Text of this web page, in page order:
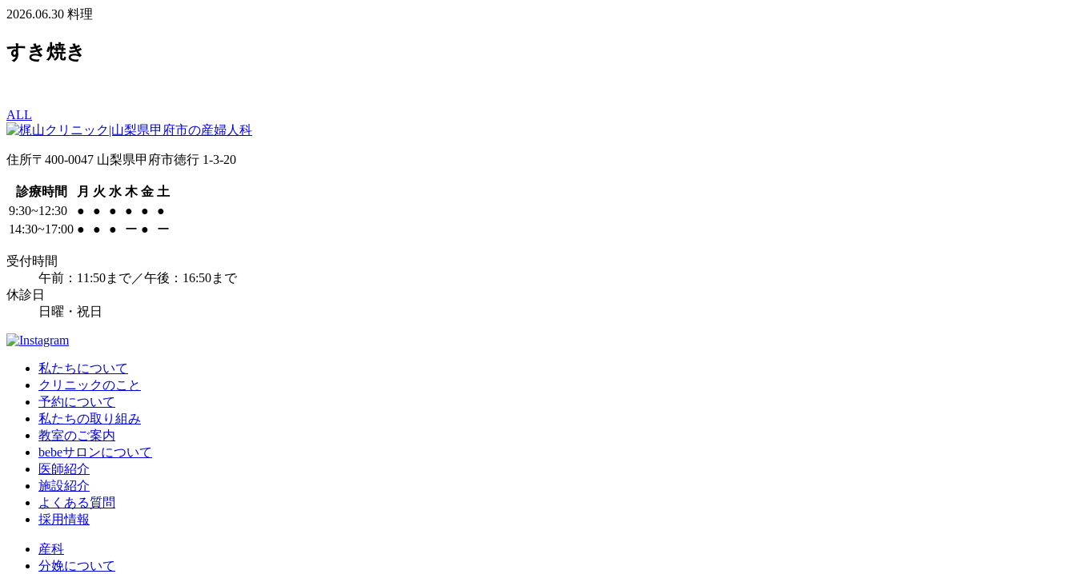
2026.06.30 料理
すき焼き
ALL
住所〒400-0047 山梨県甲府市徳行 1-3-20
診療時間 月 火 水 木 金 土
9:30~12:30
● ● ● ● ●
●
14:30~17:00 ● ● ● ー ● ー
受付時間
午前：11:50まで／午後：16:50まで
休診日
日曜・祝日
私たちについて
クリニックのこと
予約について
私たちの取り組み
教室のご案内
bebeサロンについて
医師紹介
施設紹介
よくある質問
採用情報
産科
分娩について